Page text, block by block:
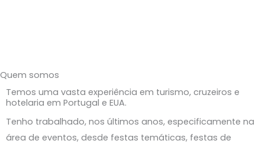
Quem somos
Temos uma vasta experiência em turismo, cruzeiros e
hotelaria em Portugal e EUA.
Tenho trabalhado, nos últimos anos, especificamente na
área de eventos, desde festas temáticas, festas de